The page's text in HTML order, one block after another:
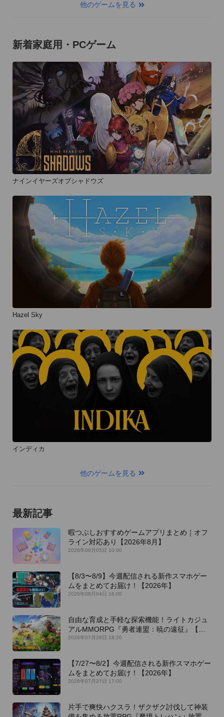
他のゲームを見る
新着家庭用・PCゲーム
ナインイヤーズオブシャドウズ
Hazel Sky
インディカ
他のゲームを見る
最新記事
暇つぶしおすすめゲームアプリまとめ｜オフ
ライン対応あり【2026年8月】
2026年08月05日 10:00
【8/3〜8/9】今週配信される新作スマホゲー
ムをまとめてお届け！【2026年】
2026年08月04日 16:00
自由な育成と手軽な探索機能！ライトカジュ
アルMMORPG『勇者連盟：暁の遠征』【最
新作PICKUP】
2026年07月28日 18:20
【7/27〜8/2】今週配信される新作スマホゲー
ムをまとめてお届け！【2026年】
2026年07月27日 17:00
片手で爽快ハクスラ！ザクザク討伐して神装